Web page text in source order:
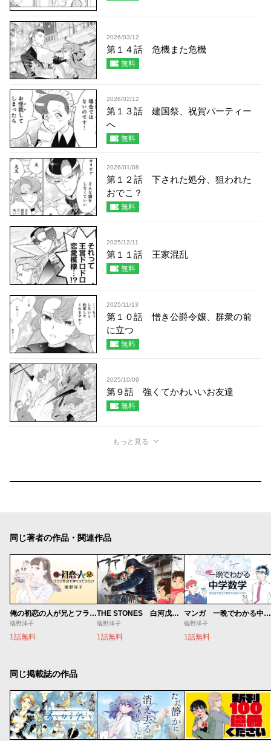
2026/03/12
第１４話 危機また危機
無料
2026/02/12
第１３話 建国祭、祝賀パーティー
へ
無料
2026/01/08
第１２話 下された処分、狙われた
おでこ？
無料
2025/12/11
第１１話 王家混乱
無料
2025/11/13
第１０話 憎き公爵令嬢、群衆の前
に立つ
無料
2025/10/09
第９話 強くてかわいいお友達
無料
もっと見る
同じ著者の作品・関連作品
俺の初恋の人が兄とフラグを立てまくってつらい
端野洋子
1話無料
THE STONES 白河戊辰戦争異聞
端野洋子
1話無料
マンガ 一晩でわかる中学数学
端野洋子
1話無料
同じ掲載誌の作品